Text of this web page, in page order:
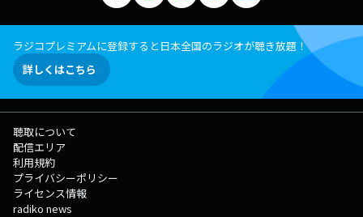
ラジコプレミアムに登録すると日本全国のラジオが聴き放題！
詳しくはこちら
聴取について
配信エリア
利用規約
プライバシーポリシー
ライセンス情報
radiko news